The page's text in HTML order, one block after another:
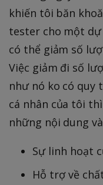
khiến tôi băn
tester cho một dự
có thể giảm số
Việc giảm đi số
như nó ko có quy
cá nhân của tôi
những nội dung
Sự linh hoạt
Hỗ trợ về